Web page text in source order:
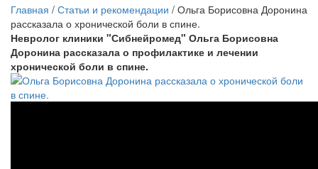
Главная / Статьи и рекомендации / Ольга Борисовна Доронина
рассказала о хронической боли в спине.
Невролог клиники "Сибнейромед" Ольга Борисовна
Доронина рассказала о профилактике и лечении
хронической боли в спине.